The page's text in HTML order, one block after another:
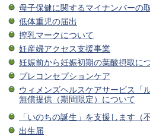
母子保健に関するマイナンバーの
低体重児の届出
搾乳マークについて
妊産婦アクセス支援事業
妊娠前から妊娠初期の葉酸摂取に
プレコンセプションケア
ウィメンズヘルスケアサービス「
無償提供（期間限定）について
「いのちの誕生」を支援します（
出生届